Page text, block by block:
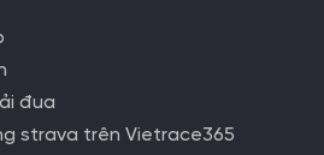
đua
strava trên Vietrace365